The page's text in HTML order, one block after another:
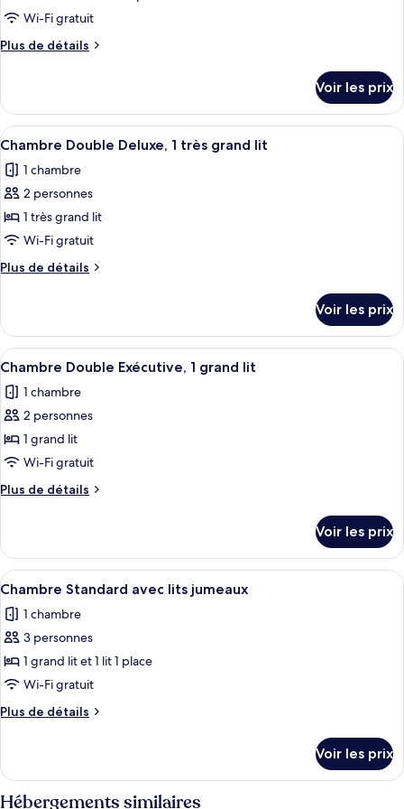
ce
type
de
Chambre
Familiale
Wi-Fi gratuit
Plus de détails
Plus
le
type
de
Chambre
Familiale
Voir les prix
Afficher
toutes
les
photos
pour
ce
type
de
Chambre
Double
Deluxe,
très
grand
lit
Une chambre d’hôtel comprenant
6
Chambre Double Deluxe, 1 très grand lit
1 chambre
2 personnes
1 très grand lit
Wi-Fi gratuit
Plus de détails
Plus
le
type
de
Chambre
Double
très
lit
Voir les prix
Afficher
toutes
les
photos
pour
ce
type
de
Chambre
Double
Exécutive,
grand
lit
Un lit bien fait, avec une couverture
6
Chambre Double Exécutive, 1 grand lit
1 chambre
2 personnes
1 grand lit
Wi-Fi gratuit
Plus de détails
Plus
le
type
de
Chambre
Double
grand
Voir les prix
Afficher
toutes
les
photos
pour
ce
type
de
Chambre
Standard
Une chambre d’hôtel avec deux
9
Chambre Standard avec lits jumeaux
1 chambre
3 personnes
1 grand lit et 1 lit 1 place
Wi-Fi gratuit
Plus de détails
Plus
le
type
Voir les prix
Hébergements similaires